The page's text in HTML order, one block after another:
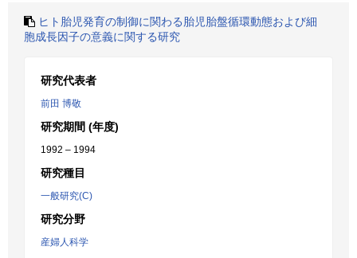
ヒト胎児発育の制御に関わる胎児胎盤循環動態および細
胞成長因子の意義に関する研究
研究代表者
前田 博敬
研究期間 (年度)
1992 – 1994
研究種目
一般研究(C)
研究分野
産婦人科学